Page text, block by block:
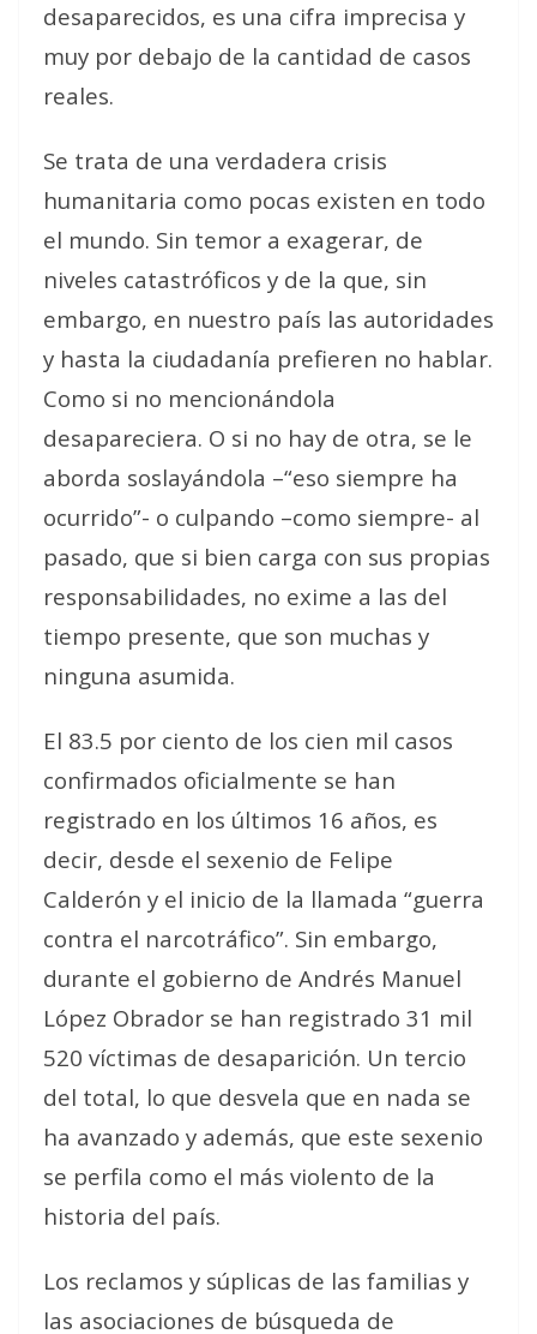
desaparecidos, es una cifra imprecisa y
muy por debajo de la cantidad de casos
reales.
Se trata de una verdadera crisis
humanitaria como pocas existen en todo
el mundo. Sin temor a exagerar, de
niveles catastróficos y de la que, sin
embargo, en nuestro país las autoridades
y hasta la ciudadanía prefieren no hablar.
Como si no mencionándola
desapareciera. O si no hay de otra, se le
aborda soslayándola –“eso siempre ha
ocurrido”- o culpando –como siempre- al
pasado, que si bien carga con sus propias
responsabilidades, no exime a las del
tiempo presente, que son muchas y
ninguna asumida.
El 83.5 por ciento de los cien mil casos
confirmados oficialmente se han
registrado en los últimos 16 años, es
decir, desde el sexenio de Felipe
Calderón y el inicio de la llamada “guerra
contra el narcotráfico”. Sin embargo,
durante el gobierno de Andrés Manuel
López Obrador se han registrado 31 mil
520 víctimas de desaparición. Un tercio
del total, lo que desvela que en nada se
ha avanzado y además, que este sexenio
se perfila como el más violento de la
historia del país.
Los reclamos y súplicas de las familias y
las asociaciones de búsqueda de